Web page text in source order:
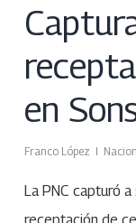
en
Franco López
La PNC capturó